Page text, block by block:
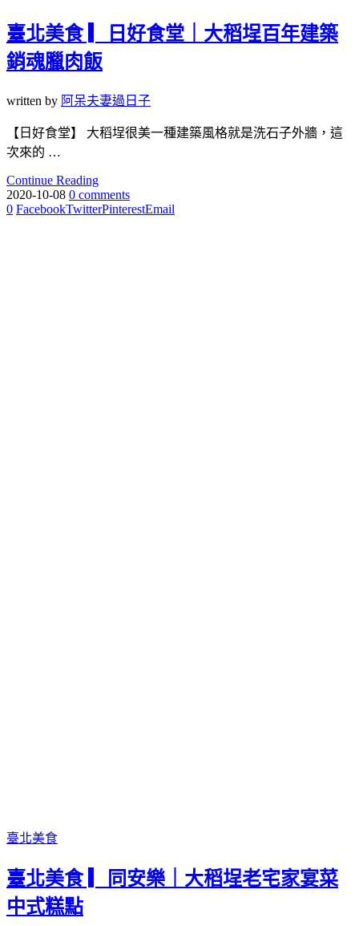
臺北美食 ▎日好食堂｜大稻埕百年建築
銷魂臘肉飯
written by 阿呆夫妻過日子
【日好食堂】 大稻埕很美一種建築風格就是洗石子外牆，這
次來的 …
Continue Reading
2020-10-08 0 comments
0 FacebookTwitterPinterestEmail
臺北美食
臺北美食 ▎同安樂｜大稻埕老宅家宴菜
中式糕點